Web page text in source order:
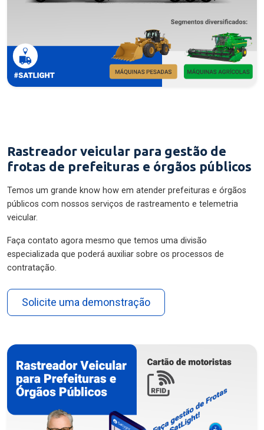
Rastreador veicular para gestão de
frotas de prefeituras e órgãos públicos
Temos um grande know how em atender prefeituras e órgãos
públicos com nossos serviços de rastreamento e telemetria
veicular.
Faça contato agora mesmo que temos uma divisão
especializada que poderá auxiliar sobre os processos de
contratação.
Solicite uma demonstração